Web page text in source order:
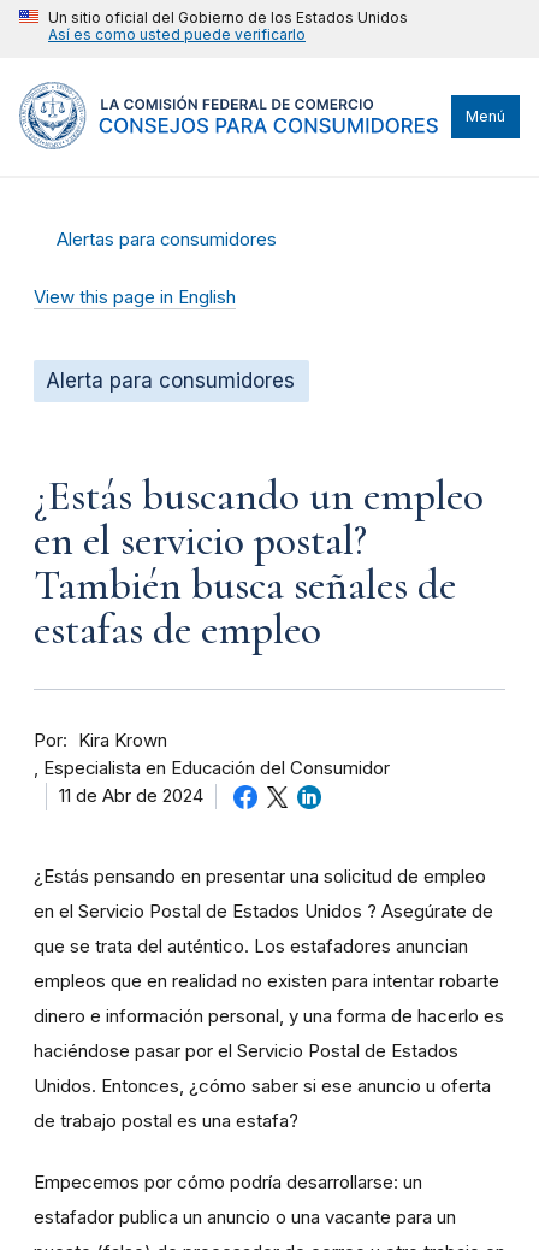
Un sitio oficial del Gobierno de los Estados Unidos
Así es como usted puede verificarlo
Menú
Alertas para consumidores
View this page in English
Alerta para consumidores
¿Estás buscando un empleo
en el servicio postal?
También busca señales de
estafas de empleo
Por
Kira Krown
Especialista en Educación del Consumidor
11 de Abr de 2024
¿Estás pensando en presentar una solicitud de empleo
en el Servicio Postal de Estados Unidos ? Asegúrate de
que se trata del auténtico. Los estafadores anuncian
empleos que en realidad no existen para intentar robarte
dinero e información personal, y una forma de hacerlo es
haciéndose pasar por el Servicio Postal de Estados
Unidos. Entonces, ¿cómo saber si ese anuncio u oferta
de trabajo postal es una estafa?
Empecemos por cómo podría desarrollarse: un
estafador publica un anuncio o una vacante para un